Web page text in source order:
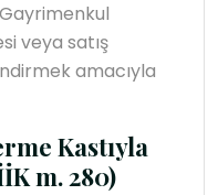
Gayrimenkul
veya satış
amacıyla
Kastıyla
m. 280)